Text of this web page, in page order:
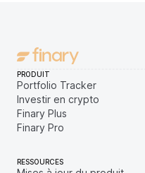
PRODUIT
Portfolio Tracker
Investir en crypto
Finary Plus
Finary Pro
RESSOURCES